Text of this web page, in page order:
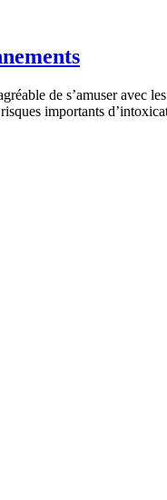
de s’amuser avec
importants